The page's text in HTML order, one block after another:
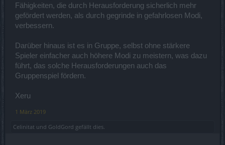
Fähigkeiten, die durch Herausforderung sicherlich mehr
gefördert werden, als durch gegrinde in gefahrlosen Modi,
verbessern.
Darüber hinaus ist es in Gruppe, selbst ohne stärkere
Spieler einfacher auch höhere Modi zu meistern, was dazu
führt, das solche Herausforderungen auch das
Gruppenspiel fördern.
Xeru
1 März 2019
Celinitat und GoldGord gefällt dies.